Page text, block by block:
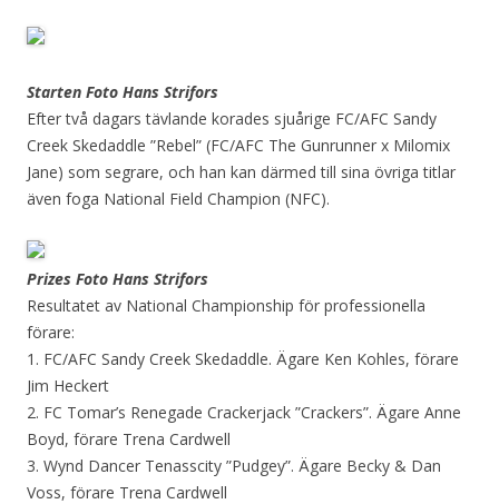
Starten Foto Hans Strifors
Efter två dagars tävlande korades sjuårige FC/AFC Sandy
Creek Skedaddle ”Rebel” (FC/AFC The Gunrunner x Milomix
Jane) som segrare, och han kan därmed till sina övriga titlar
även foga National Field Champion (NFC).
Prizes Foto Hans Strifors
Resultatet av National Championship för professionella
förare:
1. FC/AFC Sandy Creek Skedaddle. Ägare Ken Kohles, förare
Jim Heckert
2. FC Tomar’s Renegade Crackerjack ”Crackers”. Ägare Anne
Boyd, förare Trena Cardwell
3. Wynd Dancer Tenasscity ”Pudgey”. Ägare Becky & Dan
Voss, förare Trena Cardwell